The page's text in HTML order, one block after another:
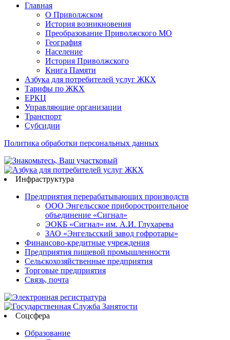
Главная
О Приволжском
История возникновения
Преобразование Приволжского МО
География
Население
История Приволжского
Книга Памяти
Азбука для потребителей услуг ЖКХ
Тарифы по ЖКХ
ЕРКЦ
Управляющие организации
Транспорт
Субсидии
Политика обработки персональных данных
Инфраструктура
Предприятия перерабатывающих производств
ООО Энгельсское приборостроительное
объединение «Сигнал»
ЭОКБ «Сигнал» им. А.И. Глухарева
ЗАО «Энгельсский завод гофротары»
Финансово-кредитные учреждения
Предприятия пищевой промышленности
Сельскохозяйственные предприятия
Торговые предприятия
Связь, почта
Соцсфера
Образование